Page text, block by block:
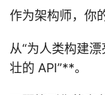
作为架构师，你
从“为人类构建
壮的 API”**。